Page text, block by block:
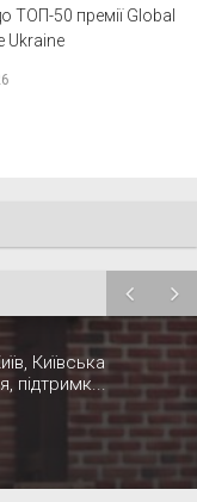
ТОП-50 премії Global
Ukraine
Київська
підтримк...